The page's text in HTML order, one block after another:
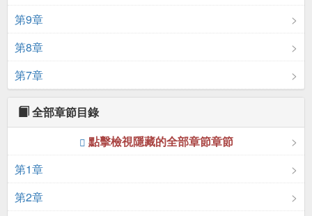
第9章
第8章
第7章
全部章節目錄
點擊檢視隱藏的全部章節章節
第1章
第2章